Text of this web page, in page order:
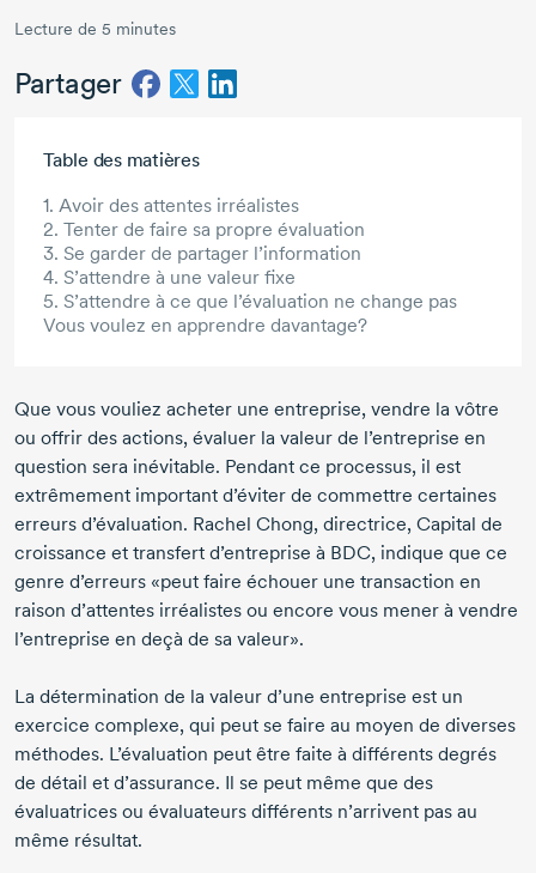
Lecture de 5 minutes
Partager
Table des matières
1. Avoir des attentes irréalistes
2. Tenter de faire sa propre évaluation
3. Se garder de partager l’information
4. S’attendre à une valeur fixe
5. S’attendre à ce que l’évaluation ne change pas
Vous voulez en apprendre davantage?
Que vous vouliez acheter une entreprise, vendre la vôtre
ou offrir des actions, évaluer la valeur de l’entreprise en
question sera inévitable. Pendant ce processus, il est
extrêmement important d’éviter de commettre certaines
erreurs d’évaluation. Rachel Chong, directrice, Capital de
croissance et transfert d’entreprise à BDC, indique que ce
genre d’erreurs «peut faire échouer une transaction en
raison d’attentes irréalistes ou encore vous mener à vendre
l’entreprise en deçà de sa valeur».
La détermination de la valeur d’une entreprise est un
exercice complexe, qui peut se faire au moyen de diverses
méthodes. L’évaluation peut être faite à différents degrés
de détail et d’assurance. Il se peut même que des
évaluatrices ou évaluateurs différents n’arrivent pas au
même résultat.